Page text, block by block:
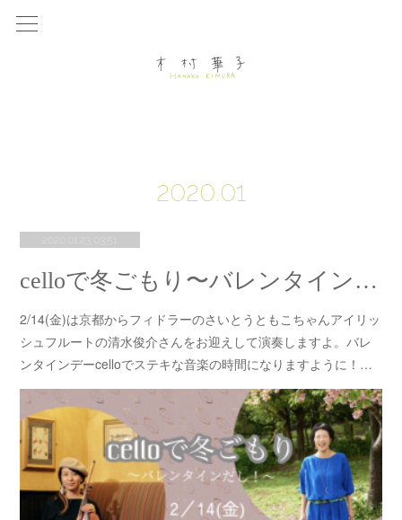
2020.01
celloで冬ごもり〜バレンタインだし！〜
2/14(金)は京都からフィドラーのさいとうともこちゃんアイリッ
シュフルートの清水俊介さんをお迎えして演奏しますよ。バレ
ンタインデーcelloでステキな音楽の時間になりますように！…